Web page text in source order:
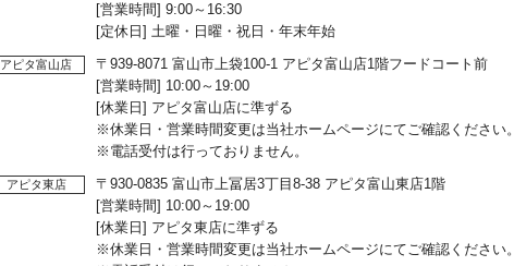
[営業時間] 9:00～16:30
[定休日] 土曜・日曜・祝日・年末年始
アピタ富山店
〒939-8071 富山市上袋100-1 アピタ富山店1階フードコート前
[営業時間] 10:00～19:00
[休業日] アピタ富山店に準ずる
※休業日・営業時間変更は当社ホームページにてご確認ください。
※電話受付は行っておりません。
アピタ東店
〒930-0835 富山市上冨居3丁目8-38 アピタ富山東店1階
[営業時間] 10:00～19:00
[休業日] アピタ東店に準ずる
※休業日・営業時間変更は当社ホームページにてご確認ください。